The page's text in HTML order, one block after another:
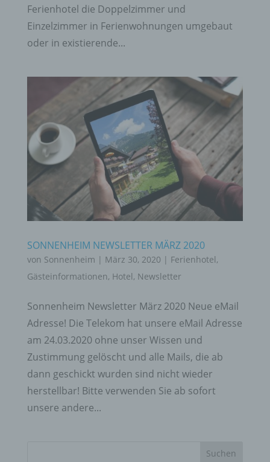
Ferienhotel die Doppelzimmer und
Einzelzimmer in Ferienwohnungen umgebaut
oder in existierende...
SONNENHEIM NEWSLETTER MÄRZ 2020
von Sonnenheim | März 30, 2020 | Ferienhotel,
Gästeinformationen, Hotel, Newsletter
Sonnenheim Newsletter März 2020 Neue eMail
Adresse! Die Telekom hat unsere eMail Adresse
am 24.03.2020 ohne unser Wissen und
Zustimmung gelöscht und alle Mails, die ab
dann geschickt wurden sind nicht wieder
herstellbar! Bitte verwenden Sie ab sofort
unsere andere...